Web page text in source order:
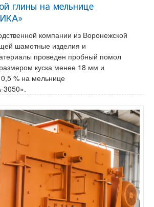
глины на мельнице
компании из Воронежской
шамотные изделия и
проведен пробный помол
куска менее 18 мм и
% на мельнице